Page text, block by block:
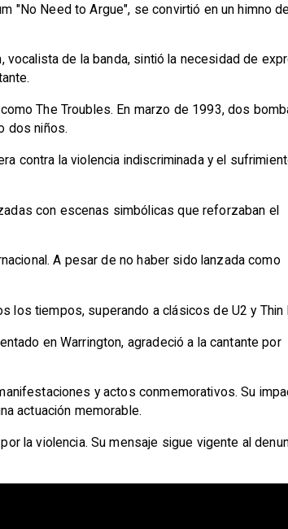
"No Need to Argue", se convirtió en un himno
vocalista de la banda, sintió la necesidad de
The Troubles. En marzo de 1993, dos
dos niños.
contra la violencia indiscriminada y el
con escenas simbólicas que reforzaban el
A pesar de no haber sido lanzada como
los tiempos, superando a clásicos de U2 y Thin
en Warrington, agradeció a la cantante por
y actos conmemorativos. Su
actuación memorable.
la violencia. Su mensaje sigue vigente al